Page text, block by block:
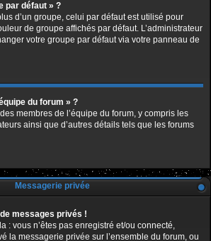
par défaut » ?
d’un groupe, celui par défaut est utilisé pour
de groupe affichés par défaut. L’administrateur
votre groupe par défaut via votre panneau de
du forum » ?
membres de l’équipe du forum, y compris les
ainsi que d’autres détails tels que les forums
Messagerie privée
messages privés !
: vous n’êtes pas enregistré et/ou connecté,
la messagerie privée sur l’ensemble du forum, ou